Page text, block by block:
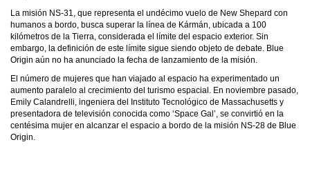
La misión NS-31, que representa el undécimo vuelo de New Shepard con
humanos a bordo, busca superar la línea de Kármán, ubicada a 100
kilómetros de la Tierra, considerada el límite del espacio exterior. Sin
embargo, la definición de este límite sigue siendo objeto de debate. Blue
Origin aún no ha anunciado la fecha de lanzamiento de la misión.
El número de mujeres que han viajado al espacio ha experimentado un
aumento paralelo al crecimiento del turismo espacial. En noviembre pasado,
Emily Calandrelli, ingeniera del Instituto Tecnológico de Massachusetts y
presentadora de televisión conocida como ‘Space Gal’, se convirtió en la
centésima mujer en alcanzar el espacio a bordo de la misión NS-28 de Blue
Origin.